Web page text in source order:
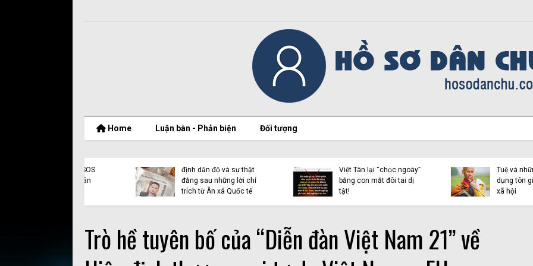
Home Luận bàn - Phản biện Đối tượng
định dẫn độ và sự thật
đằng sau những lời chỉ
trích từ Ân xá Quốc tế
Việt Tân lại “chọc ngoáy”
bằng con mắt đôi tai dị
tật!
Tuệ và những luận điệu
dụng tôn giáo trên
xã hội
Trò hề tuyên bố của “Diễn đàn Việt Nam 21” về